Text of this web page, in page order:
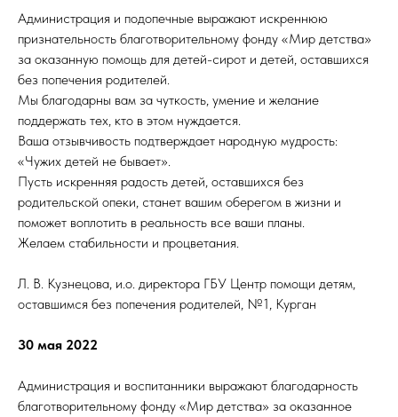
Администрация и подопечные выражают искреннюю
признательность благотворительному фонду «Мир детства»
за оказанную помощь для детей-сирот и детей, оставшихся
без попечения родителей.
Мы благодарны вам за чуткость, умение и желание
поддержать тех, кто в этом нуждается.
Ваша отзывчивость подтверждает народную мудрость:
«Чужих детей не бывает».
Пусть искренняя радость детей, оставшихся без
родительской опеки, станет вашим оберегом в жизни и
поможет воплотить в реальность все ваши планы.
Желаем стабильности и процветания.
Л. В. Кузнецова, и.о. директора ГБУ Центр помощи детям,
оставшимся без попечения родителей, №1, Курган
30 мая 2022
Администрация и воспитанники выражают благодарность
благотворительному фонду «Мир детства» за оказанное